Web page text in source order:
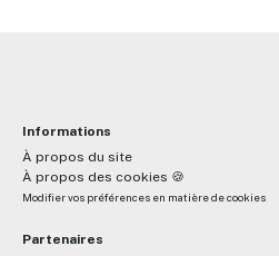
Informations
À propos du site
À propos des cookies 🍪
Modifier vos préférences en matière de cookies
Partenaires